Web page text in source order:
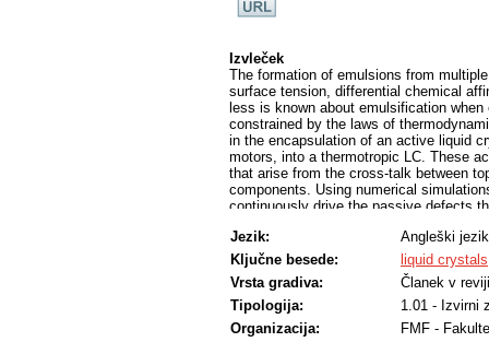
Izvleček
The formation of emulsions from
surface tension, differential chemical
less is known about emulsification
constrained by the laws of
in the encapsulation of an active liquid
motors, into a thermotropic LC. These
that arise from the cross-talk between
components. Using numerical
continuously drive the passive defects
active/passive interface, allows tuning
active-passive system demonstrated
by an active material but regulated by
Jezik:
Angleški jezik
Ključne besede:
liquid crystals
Vrsta gradiva:
Članek v reviji
Tipologija:
1.01 - Izvirni
Organizacija:
FMF -